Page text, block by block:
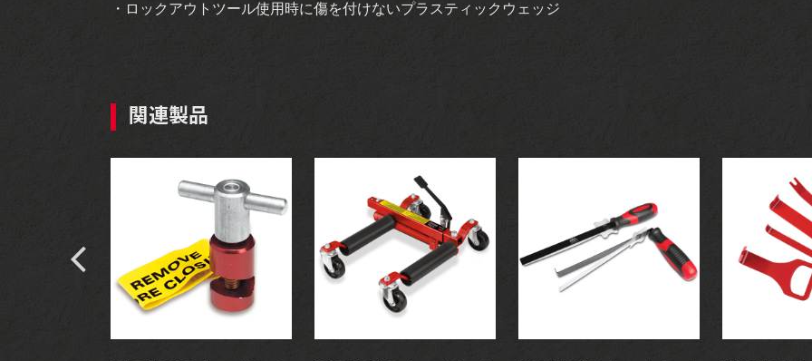
・ロックアウトツール使用時に傷を付けないプラスティックウェッジ
関連製品